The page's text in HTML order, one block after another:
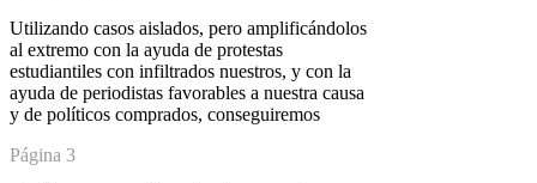
Utilizando casos aislados, pero amplificándolos
al extremo con la ayuda de protestas
estudiantiles con infiltrados nuestros, y con la
ayuda de periodistas favorables a nuestra causa
y de políticos comprados, conseguiremos
Página 3